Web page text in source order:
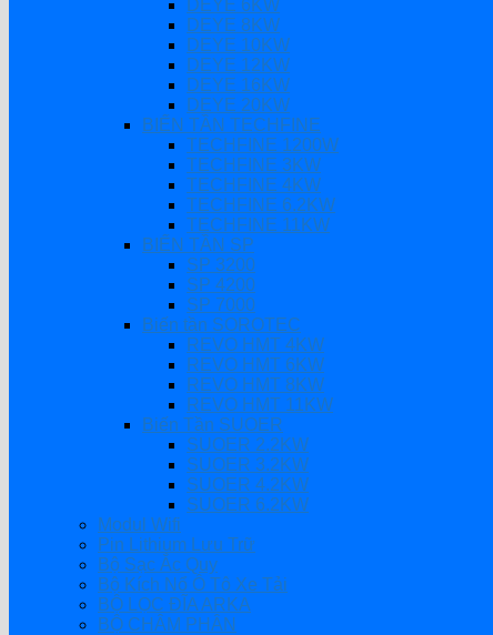
DEYE 6KW
DEYE 8KW
DEYE 10KW
DEYE 12KW
DEYE 16KW
DEYE 20KW
BIẾN TẦN TECHFINE
TECHFINE 1200W
TECHFINE 3KW
TECHFINE 4KW
TECHFINE 6.2KW
TECHFINE 11KW
BIẾN TẦN SP
SP 3200
SP 4200
SP 7000
Biến tần SOROTEC
REVO HMT 4KW
REVO HMT 6KW
REVO HMT 8KW
REVO HMT 11KW
Biến Tần SUOER
SUOER 2.2KW
SUOER 3.2KW
SUOER 4.2KW
SUOER 6.2KW
Modul Wifi
Pin Lithium Lưu Trữ
Bộ Sạc Ắc Quy
Bộ Kích Nổ Ô Tô Xe Tải
BỘ LỌC ĐĨA ARKA
BỘ CHÂM PHÂN